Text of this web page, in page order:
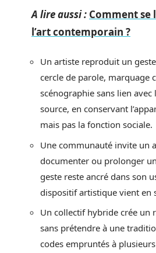
A lire aussi : Comment se
l’art contemporain ?
Un artiste reproduit un
cercle de parole, marquage
scénographie sans lien
source, en conservant
mais pas la fonction sociale.
Une communauté invite un
documenter ou prolonger
geste reste ancré dans son
dispositif artistique vient en
Un collectif hybride crée un
sans prétendre à une
codes empruntés à